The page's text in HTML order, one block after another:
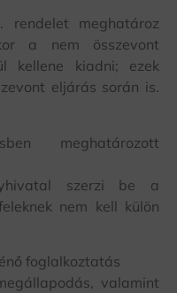
rendelet meghatároz
a nem összevont
kellene kiadni; ezek
eljárás során is.
meghatározott
szerzi be a
nem kell külön
foglalkoztatás
valamint